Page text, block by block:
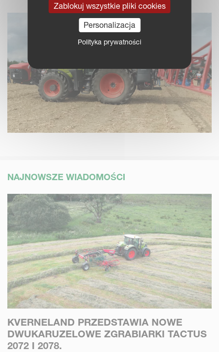
NAJNOWSZE WIADOMOŚCI
KVERNELAND PRZEDSTAWIA NOWE
DWUKARUZELOWE ZGRABIARKI TACTUS
2072 I 2078.
Zablokuj wszystkie pliki cookies
Personalizacja
Polityka prywatności